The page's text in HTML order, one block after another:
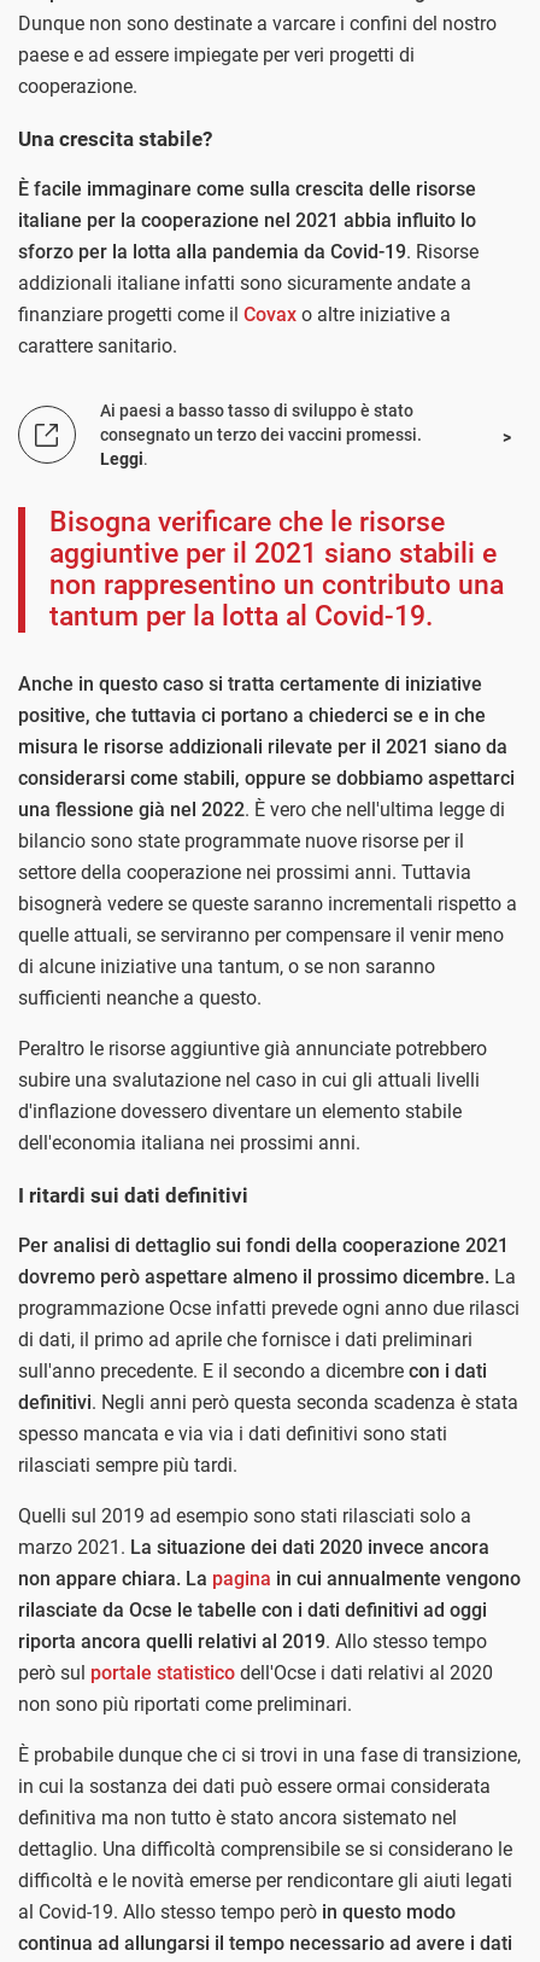
Dunque non sono destinate a varcare i confini del nostro
paese e ad essere impiegate per veri progetti di
cooperazione.
Una crescita stabile?
È facile immaginare come sulla crescita delle risorse
italiane per la cooperazione nel 2021 abbia influito lo
sforzo per la lotta alla pandemia da Covid-19. Risorse
addizionali italiane infatti sono sicuramente andate a
finanziare progetti come il Covax o altre iniziative a
carattere sanitario.
Ai paesi a basso tasso di sviluppo è stato
consegnato un terzo dei vaccini promessi.
Leggi.
Bisogna verificare che le risorse
aggiuntive per il 2021 siano stabili e
non rappresentino un contributo una
tantum per la lotta al Covid-19.
Anche in questo caso si tratta certamente di iniziative
positive, che tuttavia ci portano a chiederci se e in che
misura le risorse addizionali rilevate per il 2021 siano da
considerarsi come stabili, oppure se dobbiamo aspettarci
una flessione già nel 2022. È vero che nell'ultima legge di
bilancio sono state programmate nuove risorse per il
settore della cooperazione nei prossimi anni. Tuttavia
bisognerà vedere se queste saranno incrementali rispetto a
quelle attuali, se serviranno per compensare il venir meno
di alcune iniziative una tantum, o se non saranno
sufficienti neanche a questo.
Peraltro le risorse aggiuntive già annunciate potrebbero
subire una svalutazione nel caso in cui gli attuali livelli
d'inflazione dovessero diventare un elemento stabile
dell'economia italiana nei prossimi anni.
I ritardi sui dati definitivi
Per analisi di dettaglio sui fondi della cooperazione 2021
dovremo però aspettare almeno il prossimo dicembre. La
programmazione Ocse infatti prevede ogni anno due rilasci
di dati, il primo ad aprile che fornisce i dati preliminari
sull'anno precedente. E il secondo a dicembre con i dati
definitivi. Negli anni però questa seconda scadenza è stata
spesso mancata e via via i dati definitivi sono stati
rilasciati sempre più tardi.
Quelli sul 2019 ad esempio sono stati rilasciati solo a
marzo 2021. La situazione dei dati 2020 invece ancora
non appare chiara. La pagina in cui annualmente vengono
rilasciate da Ocse le tabelle con i dati definitivi ad oggi
riporta ancora quelli relativi al 2019. Allo stesso tempo
però sul portale statistico dell'Ocse i dati relativi al 2020
non sono più riportati come preliminari.
È probabile dunque che ci si trovi in una fase di transizione,
in cui la sostanza dei dati può essere ormai considerata
definitiva ma non tutto è stato ancora sistemato nel
dettaglio. Una difficoltà comprensibile se si considerano le
difficoltà e le novità emerse per rendicontare gli aiuti legati
al Covid-19. Allo stesso tempo però in questo modo
continua ad allungarsi il tempo necessario ad avere i dati